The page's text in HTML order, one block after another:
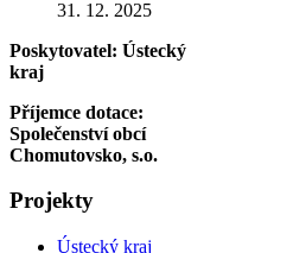
31. 12. 2025
Poskytovatel: Ústecký
kraj
Příjemce dotace:
Společenství obcí
Chomutovsko, s.o.
Projekty
Ústecký kraj